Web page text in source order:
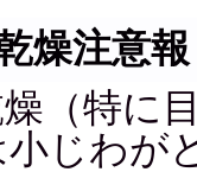
燥注意報
（特に
じわが